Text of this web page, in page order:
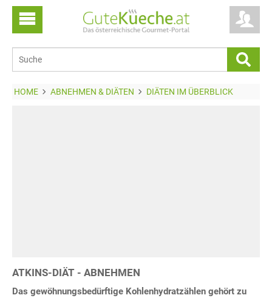
HOME ABNEHMEN & DIÄTEN DIÄTEN IM ÜBERBLICK
ATKINS-DIÄT - ABNEHMEN
Das gewöhnungsbedürftige Kohlenhydratzählen gehört zu